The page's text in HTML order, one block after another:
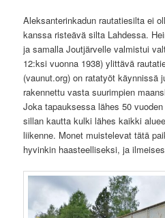
Aleksanterinkadun rautatiesilta ei
kanssa risteävä silta Lahdessa.
ja samalla Joutjärvelle valmistui
12:ksi vuonna 1938) ylittävä
(vaunut.org) on ratatyöt käynnissä
rakennettu vasta suurimpien
Joka tapauksessa lähes 50
sillan kautta kulki lähes kaikki
liikenne. Monet muistelevat tätä
hyvinkin haasteelliseksi, ja